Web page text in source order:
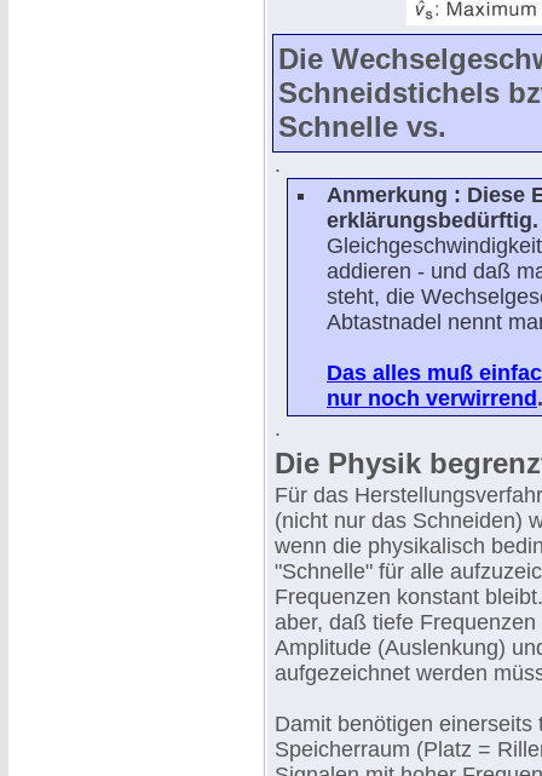
Die
Schneidstichels
Schnelle vs.
.
Anmerkung : Diese
erklärungsbedürftig.
addieren - und daß
steht, die
Abtastnadel nennt
Das alles muß
nur noch verwirrend .
.
Die Physik
Für das
(nicht nur das Schneiden)
wenn die physikalisch
"Schnelle" für alle
Frequenzen konstant
aber, daß tiefe
Amplitude (Auslenkung)
aufgezeichnet werden
Damit benötigen
Speicherraum (Platz =